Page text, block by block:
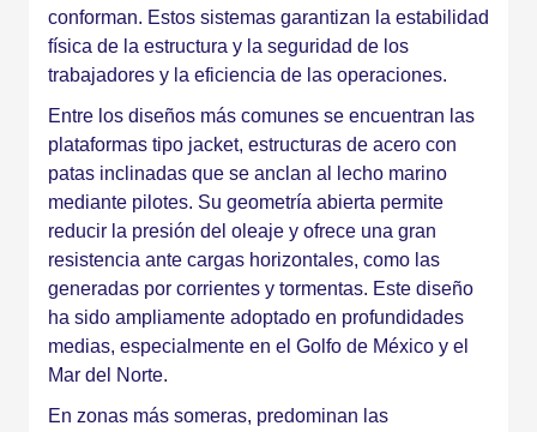
conforman. Estos sistemas garantizan la estabilidad
física de la estructura y la seguridad de los
trabajadores y la eficiencia de las operaciones.
Entre los diseños más comunes se encuentran las
plataformas tipo jacket, estructuras de acero con
patas inclinadas que se anclan al lecho marino
mediante pilotes. Su geometría abierta permite
reducir la presión del oleaje y ofrece una gran
resistencia ante cargas horizontales, como las
generadas por corrientes y tormentas. Este diseño
ha sido ampliamente adoptado en profundidades
medias, especialmente en el Golfo de México y el
Mar del Norte.
En zonas más someras, predominan las